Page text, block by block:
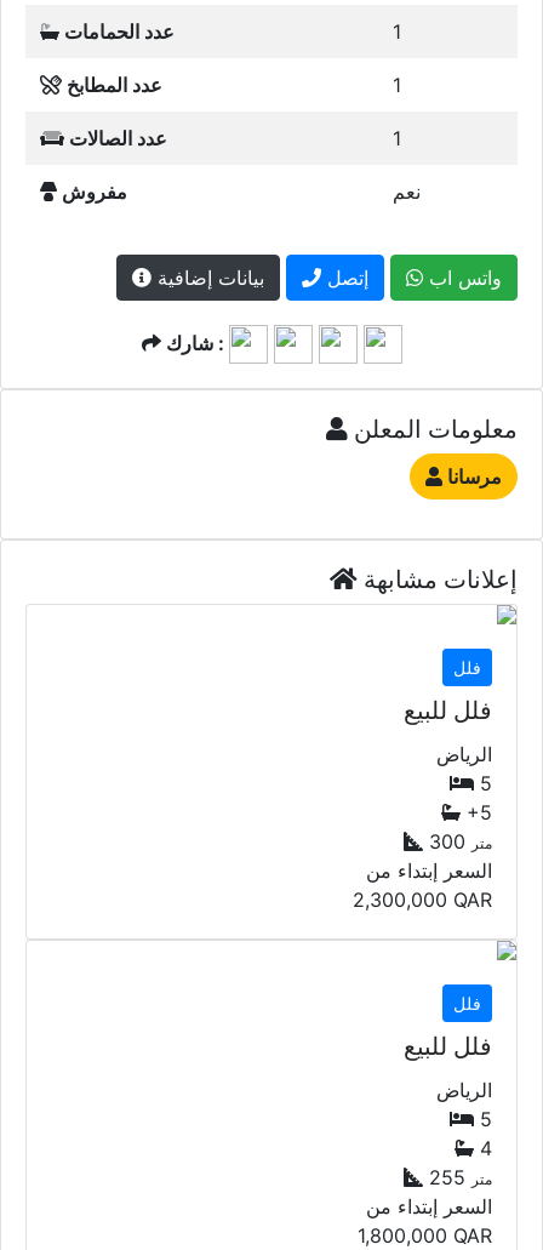
عدد الحمامات 1
عدد المطابخ 1
عدد الصالات 1
مفروش نعم
بيانات إضافية إتصل واتس اب
شارك :
معلومات المعلن
مرسانا
إعلانات مشابهة
فلل
فلل للبيع
الرياض
5
+5
300 متر
السعر إبتداء من
2,300,000 QAR
فلل
فلل للبيع
الرياض
5
4
255 متر
السعر إبتداء من
1,800,000 QAR